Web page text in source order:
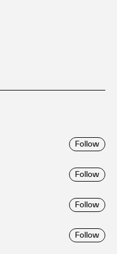
Follow
Follow
Follow
Follow